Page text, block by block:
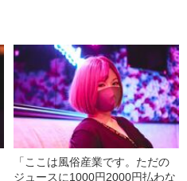
「ここは風俗産業です。ただの
ジュースに1000円2000円払わな